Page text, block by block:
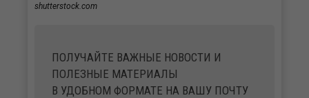
shutterstock.com
ПОЛУЧАЙТЕ ВАЖНЫЕ НОВОСТИ И
ПОЛЕЗНЫЕ МАТЕРИАЛЫ
В УДОБНОМ ФОРМАТЕ НА ВАШУ ПОЧТУ